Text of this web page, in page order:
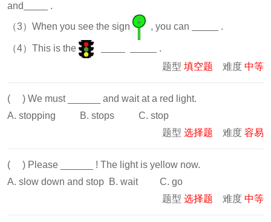
and .
（3）When you see the sign , you can .
（4）This is the
.
题型 填空题 难度 中等
( ) We must ______ and wait at a red light.
A. stopping B. stops C. stop
题型 选择题 难度 容易
( ) Please ______ ! The light is yellow now.
A. slow down and stop B. wait C. go
题型 选择题 难度 中等